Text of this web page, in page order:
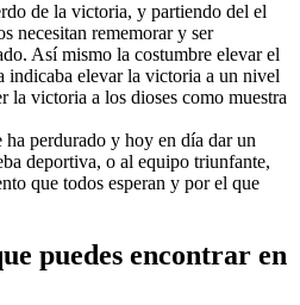
de la victoria, y partiendo del el
necesitan rememorar y ser
Así mismo la costumbre elevar el
indicaba elevar la victoria a un nivel
la victoria a los dioses como muestra
ha perdurado y hoy en día dar un
deportiva, o al equipo triunfante,
que todos esperan y por el que
puedes encontrar en